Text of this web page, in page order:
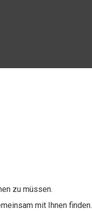
zu müssen.
mit Ihnen finden.